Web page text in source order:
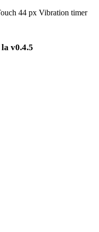
44 px Vibration timer
v0.4.5